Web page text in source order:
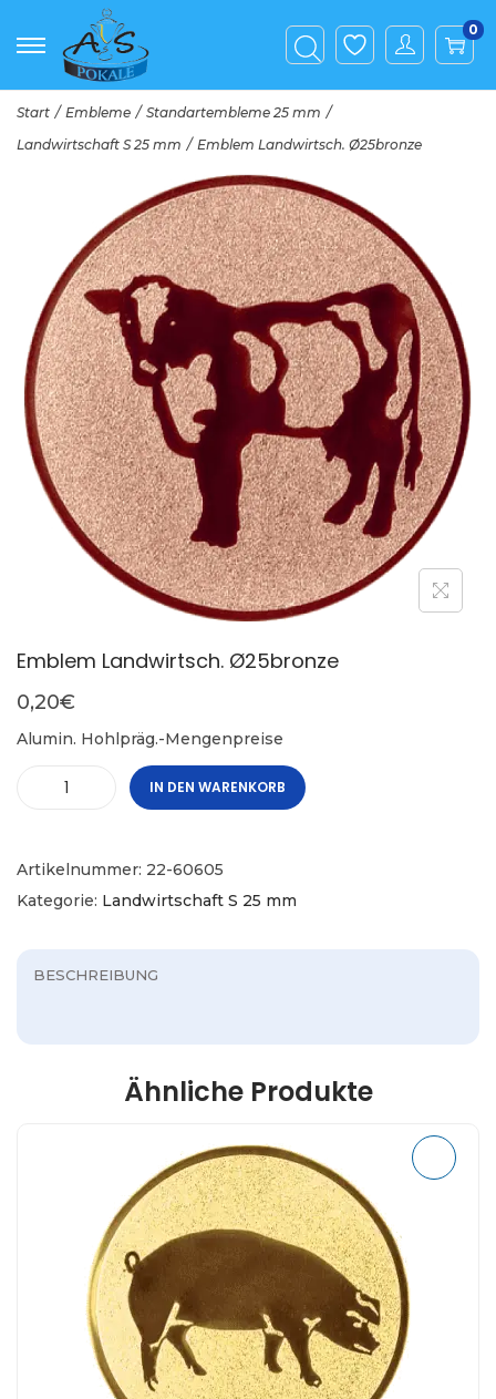
0
Start / Embleme / Standartembleme 25 mm /
Landwirtschaft S 25 mm / Emblem Landwirtsch. Ø25bronze
Emblem Landwirtsch. Ø25bronze
0,20€
Alumin. Hohlpräg.-Mengenpreise
IN DEN WARENKORB
Artikelnummer: 22-60605
Kategorie: Landwirtschaft S 25 mm
BESCHREIBUNG
Ähnliche Produkte